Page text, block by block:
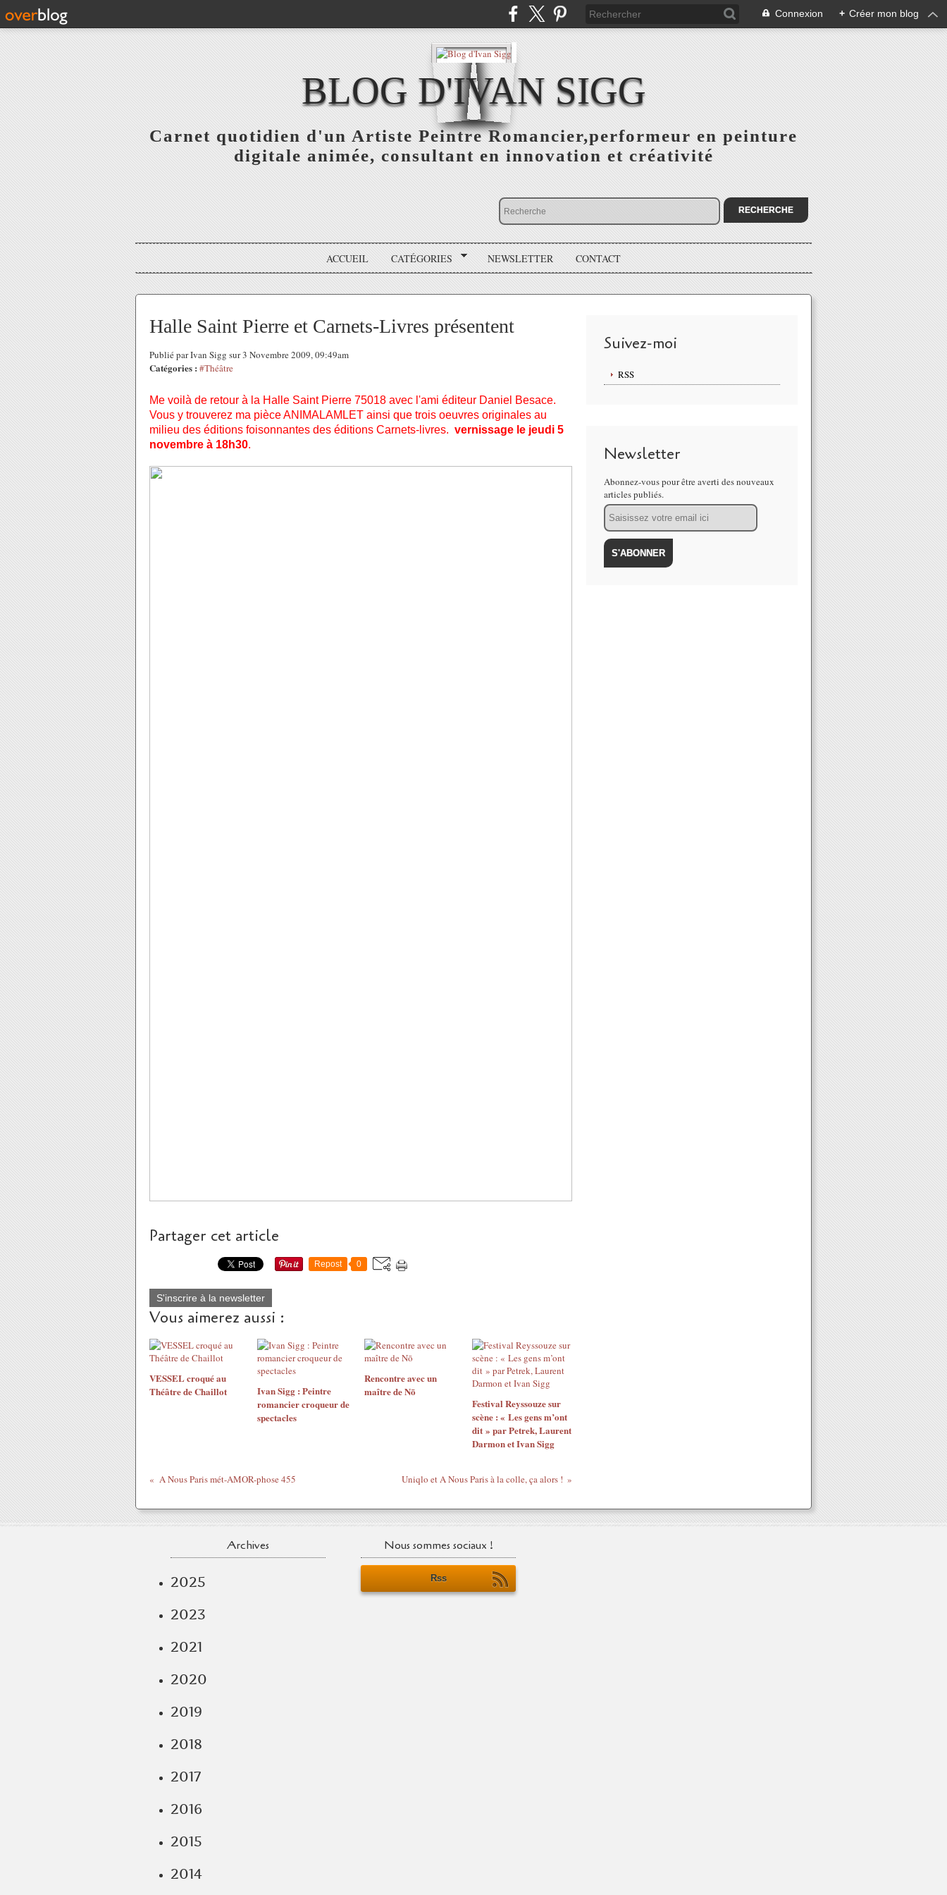
Connexion + Créer mon blog
BLOG D'IVAN SIGG
Carnet quotidien d'un Artiste Peintre Romancier,performeur en peinture
digitale animée, consultant en innovation et créativité
ACCUEIL CATÉGORIES NEWSLETTER CONTACT
Halle Saint Pierre et Carnets-Livres présentent
Publié par Ivan Sigg sur 3 Novembre 2009, 09:49am
Catégories : #Théâtre
Me voilà de retour à la Halle Saint Pierre 75018 avec l'ami éditeur Daniel Besace.
Vous y trouverez ma pièce ANIMALAMLET ainsi que trois oeuvres originales au
milieu des éditions foisonnantes des éditions Carnets-livres. vernissage le jeudi 5
novembre à 18h30.
Partager cet article
Repost 0
S'inscrire à la newsletter
Vous aimerez aussi :
VESSEL croqué au
Théâtre de Chaillot
Ivan Sigg : Peintre
romancier croqueur de
spectacles
Rencontre avec un
maître de Nō
Festival Reyssouze sur
scène : « Les gens m’ont
dit » par Petrek, Laurent
Darmon et Ivan Sigg
A Nous Paris mét-AMOR-phose 455 Uniqlo et A Nous Paris à la colle, ça alors !
Suivez-moi
RSS
Newsletter
Abonnez-vous pour être averti des nouveaux
articles publiés.
Email
Archives
2025
2023
2021
2020
2019
2018
2017
2016
2015
2014
Nous sommes sociaux !
Rss